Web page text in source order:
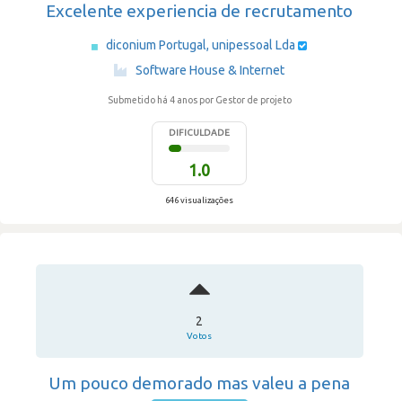
Excelente experiencia de recrutamento
diconium Portugal, unipessoal Lda
Software House & Internet
Submetido há 4 anos por Gestor de projeto
DIFICULDADE
1.0
646 visualizações
2
Votos
Um pouco demorado mas valeu a pena